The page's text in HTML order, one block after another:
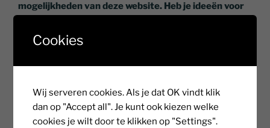
mogelijkheden van deze website. Heb je ideeën voor
Voor contact m.b.t. de website of het aanleveren van
genealogische gegevens verzoeken we je het
Cookies
Wij serveren cookies. Als je dat OK vindt klik
dan op "Accept all". Je kunt ook kiezen welke
cookies je wilt door te klikken op "Settings".